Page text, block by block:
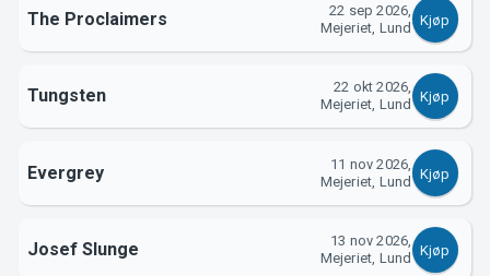
The Proclaimers
22 sep 2026,
Mejeriet, Lund
Kjøp
Tungsten
22 okt 2026,
Mejeriet, Lund
Kjøp
Evergrey
11 nov 2026,
Mejeriet, Lund
Kjøp
Josef Slunge
13 nov 2026,
Mejeriet, Lund
Kjøp